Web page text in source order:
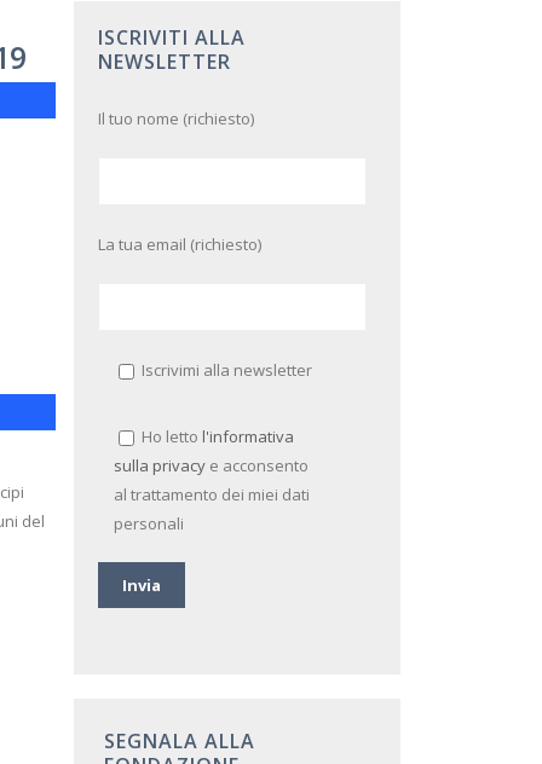
del
ISCRIVITI ALLA
NEWSLETTER
Il tuo nome (richiesto)
La tua email (richiesto)
Iscrivimi alla newsletter
Ho letto l'informativa
sulla privacy e acconsento
al trattamento dei miei dati
personali
SEGNALA ALLA